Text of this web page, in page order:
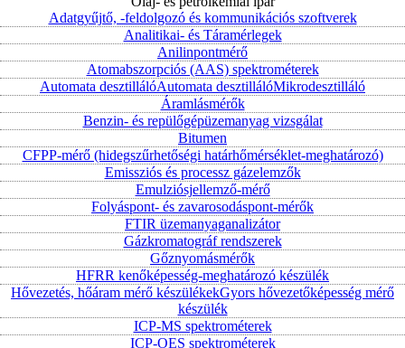
Adatgyűjtő, -feldolgozó és kommunikációs szoftverek
Analitikai- és Táramérlegek
Anilinpontmérő
Atomabszorpciós (AAS) spektrométerek
Automata desztillálóAutomata desztillálóMikrodesztilláló
Áramlásmérők
Benzin- és repülőgépüzemanyag vizsgálat
Bitumen
CFPP-mérő (hidegszűrhetőségi határhőmérséklet-meghatározó)
Emissziós és processz gázelemzők
Emulziósjellemző-mérő
Folyáspont- és zavarosodáspont-mérők
FTIR üzemanyaganalizátor
Gázkromatográf rendszerek
Gőznyomásmérők
HFRR kenőképesség-meghatározó készülék
Hővezetés, hőáram mérő készülékekGyors hővezetőképesség mérő
készülék
ICP-MS spektrométerek
ICP-OES spektrométerek